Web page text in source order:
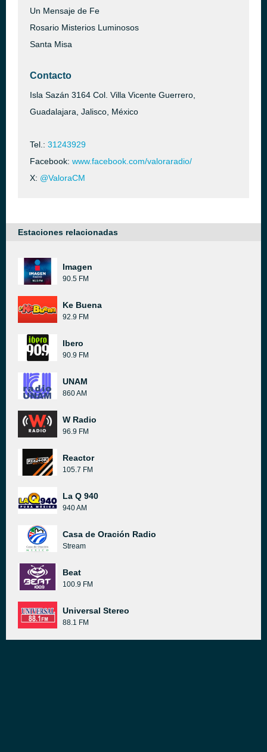
Un Mensaje de Fe
Rosario Misterios Luminosos
Santa Misa
Contacto
Isla Sazán 3164 Col. Villa Vicente Guerrero,
Guadalajara, Jalisco, México
Tel.: 31243929
Facebook: www.facebook.com/valoraradio/
X: @ValoraCM
Estaciones relacionadas
Imagen
90.5 FM
Ke Buena
92.9 FM
Ibero
90.9 FM
UNAM
860 AM
W Radio
96.9 FM
Reactor
105.7 FM
La Q 940
940 AM
Casa de Oración Radio
Stream
Beat
100.9 FM
Universal Stereo
88.1 FM